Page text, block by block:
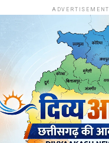
ADVERTISEMENT